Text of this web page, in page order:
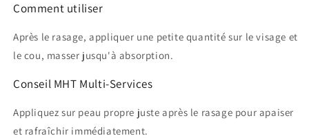
Comment utiliser
Après le rasage, appliquer une petite quantité sur le visage et
le cou, masser jusqu'à absorption.
Conseil MHT Multi-Services
Appliquez sur peau propre juste après le rasage pour apaiser
et rafraîchir immédiatement.